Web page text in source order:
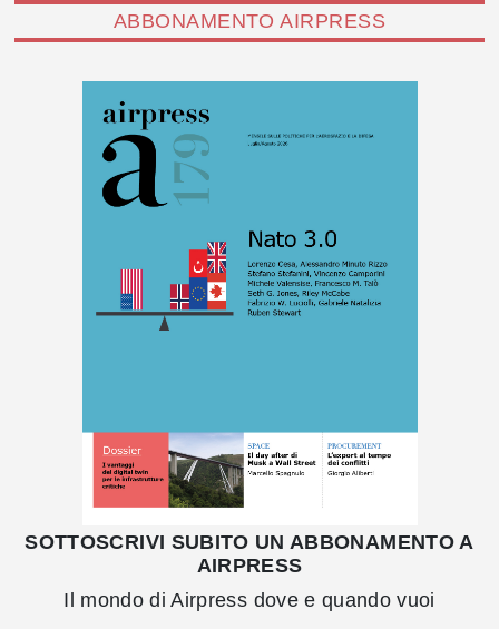
ABBONAMENTO AIRPRESS
SOTTOSCRIVI SUBITO UN ABBONAMENTO A
AIRPRESS
Il mondo di Airpress dove e quando vuoi